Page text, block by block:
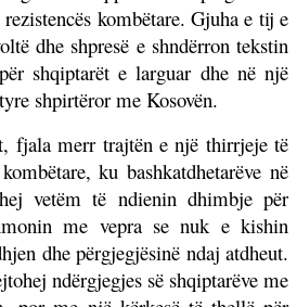
kombëtare. Gjuha e tij e
dhe shpresë e shndërron tekstin
shqiptarët e larguar dhe në një
shpirtëror me Kosovën.
fjala merr trajtën e një thirrjeje të
ku bashkatdhetarëve në
vetëm të ndienin dhimbje për
me vepra se nuk e kishin
dhe përgjegjësinë ndaj atdheut.
ndërgjegjes së shqiptarëve me